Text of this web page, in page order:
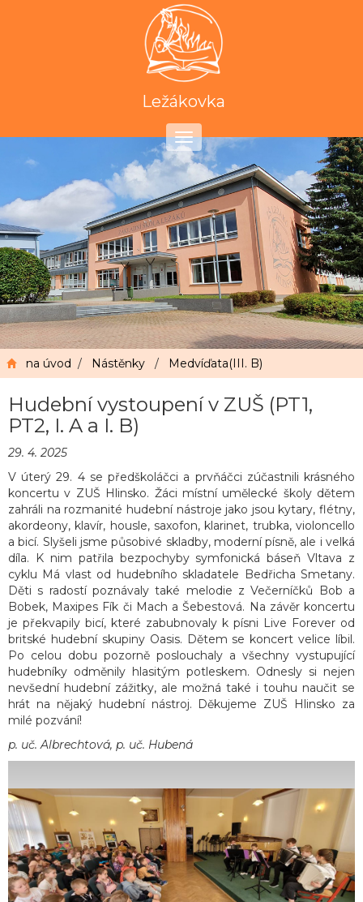
Ležákovka
Toggle
navigation
na úvod / Nástěnky / Medvíďata(III. B)
Hudební vystoupení v ZUŠ (PT1,
PT2, I. A a I. B)
29. 4. 2025
V úterý 29. 4 se předškoláčci a prvňáčci zúčastnili krásného
koncertu v ZUŠ Hlinsko. Žáci místní umělecké školy dětem
zahráli na rozmanité hudební nástroje jako jsou kytary, flétny,
akordeony, klavír, housle, saxofon, klarinet, trubka, violoncello
a bicí. Slyšeli jsme působivé skladby, moderní písně, ale i velká
díla. K nim patřila bezpochyby symfonická báseň Vltava z
cyklu Má vlast od hudebního skladatele Bedřicha Smetany.
Děti s radostí poznávaly také melodie z Večerníčků Bob a
Bobek, Maxipes Fík či Mach a Šebestová. Na závěr koncertu
je překvapily bicí, které zabubnovaly k písni Live Forever od
britské hudební skupiny Oasis. Dětem se koncert velice líbil.
Po celou dobu pozorně poslouchaly a všechny vystupující
hudebníky odměnily hlasitým potleskem. Odnesly si nejen
nevšední hudební zážitky, ale možná také i touhu naučit se
hrát na nějaký hudební nástroj. Děkujeme ZUŠ Hlinsko za
milé pozvání!
p. uč. Albrechtová, p. uč. Hubená